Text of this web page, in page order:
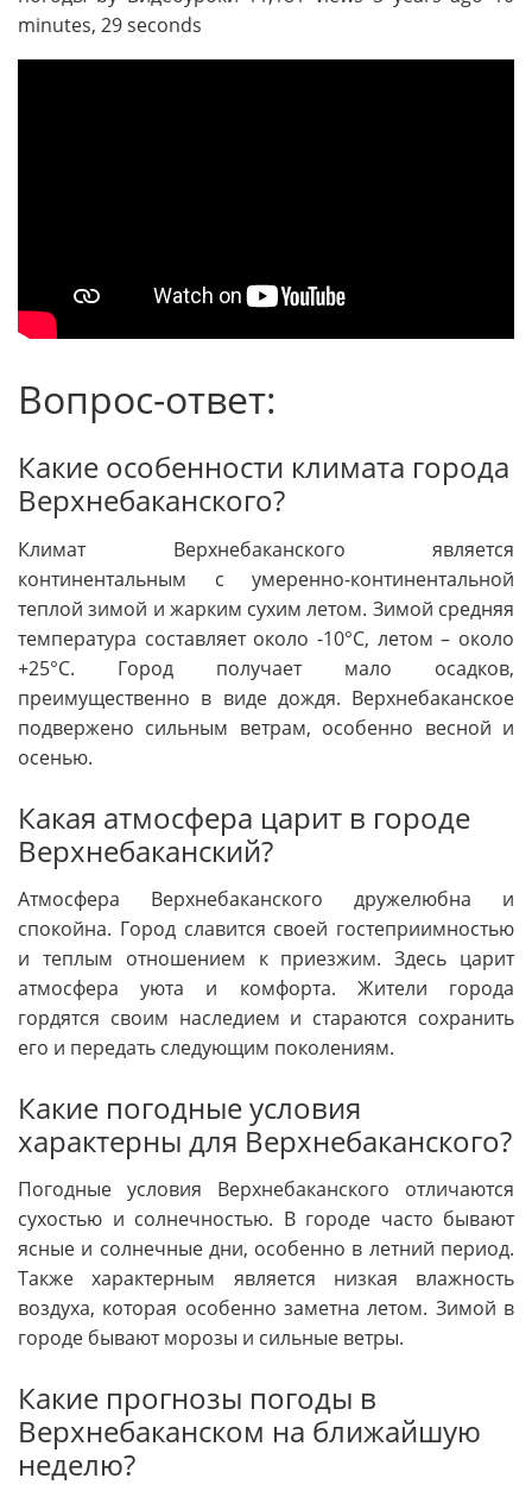
minutes, 29 seconds
Вопрос-ответ:
Какие особенности климата города
Верхнебаканского?
Климат Верхнебаканского является
континентальным с умеренно-континентальной
теплой зимой и жарким сухим летом. Зимой средняя
температура составляет около -10°C, летом – около
+25°C. Город получает мало осадков,
преимущественно в виде дождя. Верхнебаканское
подвержено сильным ветрам, особенно весной и
осенью.
Какая атмосфера царит в городе
Верхнебаканский?
Атмосфера Верхнебаканского дружелюбна и
спокойна. Город славится своей гостеприимностью
и теплым отношением к приезжим. Здесь царит
атмосфера уюта и комфорта. Жители города
гордятся своим наследием и стараются сохранить
его и передать следующим поколениям.
Какие погодные условия
характерны для Верхнебаканского?
Погодные условия Верхнебаканского отличаются
сухостью и солнечностью. В городе часто бывают
ясные и солнечные дни, особенно в летний период.
Также характерным является низкая влажность
воздуха, которая особенно заметна летом. Зимой в
городе бывают морозы и сильные ветры.
Какие прогнозы погоды в
Верхнебаканском на ближайшую
неделю?